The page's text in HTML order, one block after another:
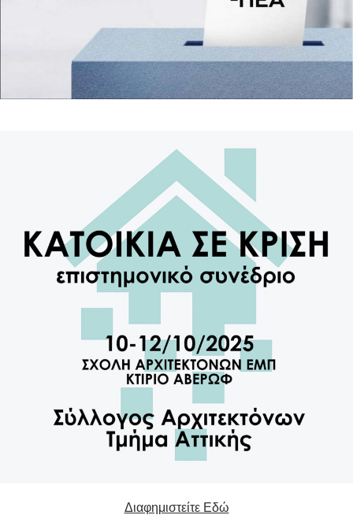
Διαφημιστείτε Εδώ